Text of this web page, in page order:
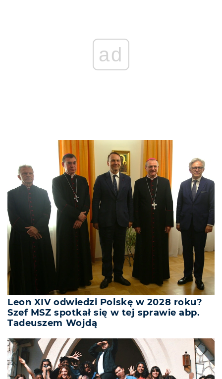
ad
Leon XIV odwiedzi Polskę w 2028 roku?
Szef MSZ spotkał się w tej sprawie abp.
Tadeuszem Wojdą